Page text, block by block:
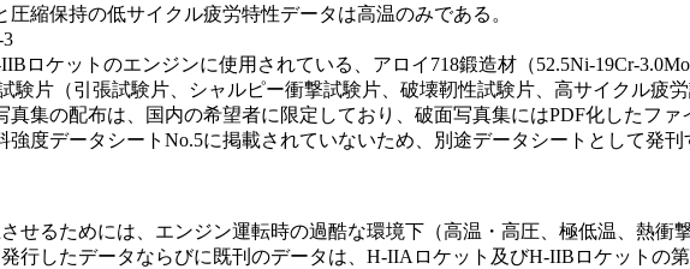
圧縮保持の低サイクル疲労特性データは高温のみである。
ロケットのエンジンに使用されている、アロイ718鍛造材（52.5Ni-19Cr-
験片（引張試験片、シャルピー衝撃試験片、破壊靭性試験片、高サイクル疲
集の配布は、国内の希望者に限定しており、破面写真集にはPDF化したファ
強度データシートNo.5に掲載されていないため、別途データシートとして発刊
せるためには、エンジン運転時の過酷な環境下（高温・高圧、極低温、熱衝
行したデータならびに既刊のデータは、H-IIAロケット及びH-IIBロケットの